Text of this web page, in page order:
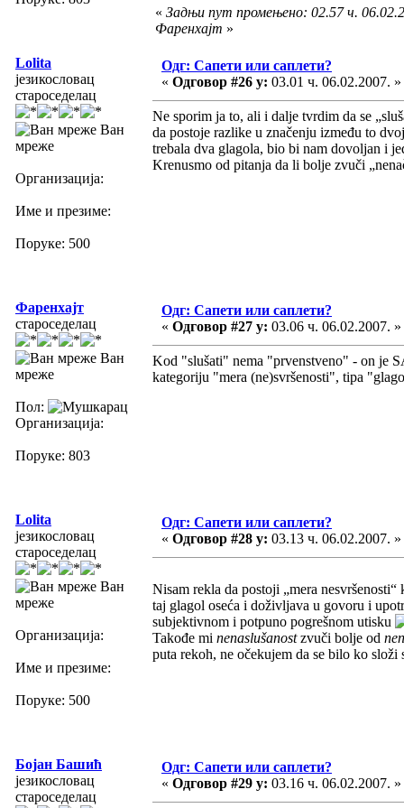
« Задњи пут промењено: 02.57 ч.
Фаренхајт »
Lolita
језикословац
староседелац
Ван
мреже
Организација:
Име и презиме:
Поруке: 500
Одг: Сапети или саплети?
« Одговор #26 у: 03.01 ч. 06.02.2007. »
Ne sporim ja to, ali i dalje tvrdim da se
da postoje razlike u značenju između to
trebala dva glagola, bio bi nam dovoljan i
Krenusmo od pitanja da li bolje zvuči
Фаренхајт
староседелац
Ван
мреже
Пол:
Организација:
Поруке: 803
Одг: Сапети или саплети?
« Одговор #27 у: 03.06 ч. 06.02.2007. »
Kod "slušati" nema "prvenstveno" - on je
kategoriju "mera (ne)svršenosti", tipa
Lolita
језикословац
староседелац
Ван
мреже
Организација:
Име и презиме:
Поруке: 500
Одг: Сапети или саплети?
« Одговор #28 у: 03.13 ч. 06.02.2007. »
Nisam rekla da postoji „mera
taj glagol oseća i doživljava u govoru i
subjektivnom i potpuno pogrešnom utisku
Takođe mi nenaslušanostzvuči bolje od
puta rekoh, ne očekujem da se bilo ko
Бојан Башић
језикословац
староседелац
Одг: Сапети или саплети?
« Одговор #29 у: 03.16 ч. 06.02.2007. »